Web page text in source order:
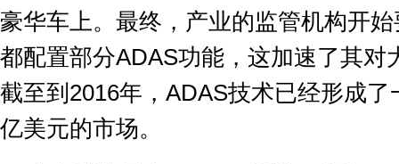
豪华车上。最终，产业的监管机构开
都配置部分ADAS功能，这加速了其对
截至到 2016年， ADAS技术已经形成了
亿美元的市场。